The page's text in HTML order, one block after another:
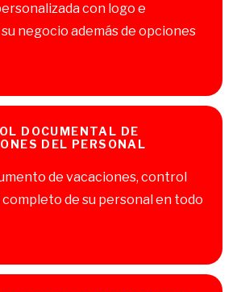
con logo e
negocio además de opciones
DOCUMENTAL DE
DEL PERSONAL
de vacaciones, control
de su personal en todo